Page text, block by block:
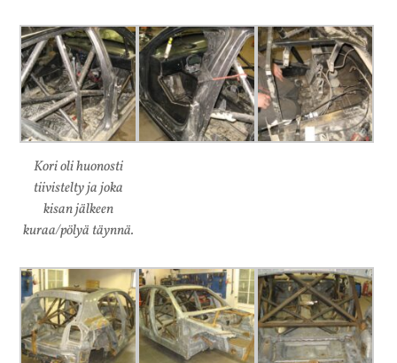
Kori oli huonosti
tiivistelty ja joka
kisan jälkeen
kuraa/pölyä täynnä.